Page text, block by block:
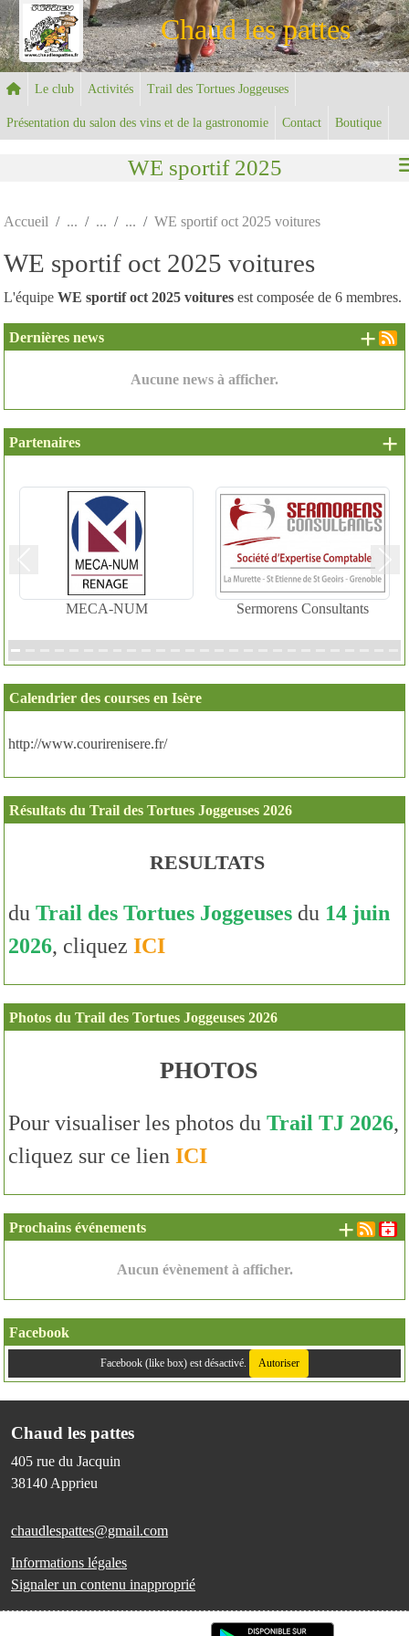
Chaud les pattes
Le club Activités Trail des Tortues Joggeuses
Présentation du salon des vins et de la gastronomie Contact Boutique
WE sportif 2025
Accueil WE sportif oct 2025 voitures
WE sportif oct 2025 voitures
L'équipe WE sportif oct 2025 voitures est composée de 6 membres.
Dernières news
Aucune news à afficher.
+
Partenaires
MECA-NUM Sermorens Consultants
Précedent
+
Calendrier des courses en Isère
http://www.courirenisere.fr/
Résultats du Trail des Tortues Joggeuses 2026
RESULTATS
du Trail des Tortues Joggeuses du 14 juin
2026, cliquez ICI
Photos du Trail des Tortues Joggeuses 2026
PHOTOS
Pour visualiser les photos du Trail TJ 2026,
cliquez sur ce lien ICI
Prochains événements
Aucun évènement à afficher.
+
Facebook
Facebook (like box) est désactivé. Autoriser
Chaud les pattes
405 rue du Jacquin
38140 Apprieu
chaudlespattes@gmail.com
Informations légales
Signaler un contenu inapproprié
Panneau de gestion des cookies